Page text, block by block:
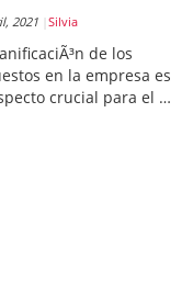
2021 Silvia
de los
en la empresa es
crucial para el …